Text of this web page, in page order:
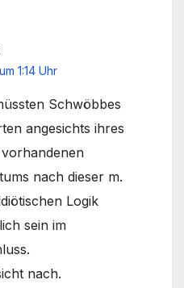
1:14 Uhr
Schwöbbes
angesichts ihres
nach dieser m.
Logik
sein im
nach.